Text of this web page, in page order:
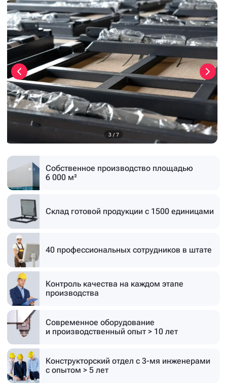
3 / 7
Собственное производство площадью
6 000 м²
Склад готовой продукции с 1500 единицами
40 профессиональных сотрудников в штате
Контроль качества на каждом этапе
производства
Современное оборудование
и производственный опыт > 10 лет
Конструкторский отдел с 3-мя инженерами
с опытом > 5 лет